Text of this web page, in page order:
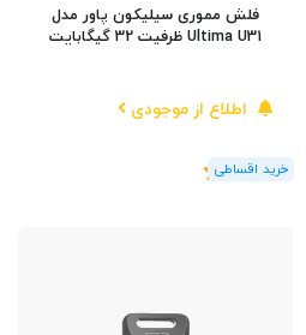
فلش مموری سیلیکون پاور مدل
Ultima U31 ظرفیت 32 گیگابایت
اطلاع از موجودی
(1رای)
5